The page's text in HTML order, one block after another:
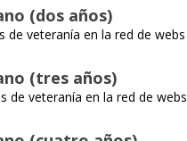
(dos años)
de veteranía en la red de webs
(tres años)
de veteranía en la red de webs